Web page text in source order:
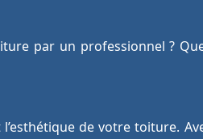
par un professionnel ?
de votre toiture.